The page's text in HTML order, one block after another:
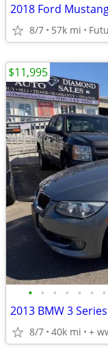
2018 Ford
8/7 57k mi
• • • • • • •
8/7 40k mi +
$11,995